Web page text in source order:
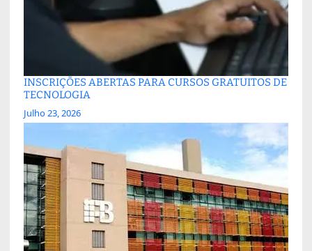
INSCRIÇÕES ABERTAS PARA CURSOS GRATUITOS DE
TECNOLOGIA
Julho 23, 2026